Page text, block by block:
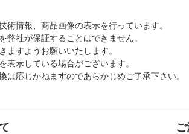
情報、商品画像の表示を行っています。
社が保証することはできません。
すようお願いいたします。
表示している場合がございます。
応じかねますのであらかじめご了承下さい。